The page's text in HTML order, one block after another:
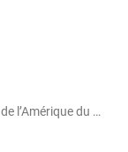
l’Amérique du …